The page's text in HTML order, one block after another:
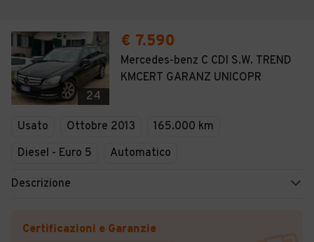
24
€ 7.590
Mercedes-benz C CDI S.W. TREND
KMCERT GARANZ UNICOPR
Usato Ottobre 2013
165.000 km
Diesel - Euro 5
Automatico
Descrizione
Certificazioni e Garanzie